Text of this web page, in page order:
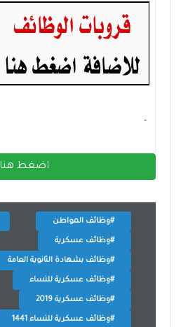
- ‏
اضغط هنا
#وظائف المواطن
#وظائف عسكرية
#وظائف بشهادة الثانوية العامة
#وظائف عسكرية للنساء
#وظائف عسكرية 2019
#وظائف عسكرية للنساء 1441